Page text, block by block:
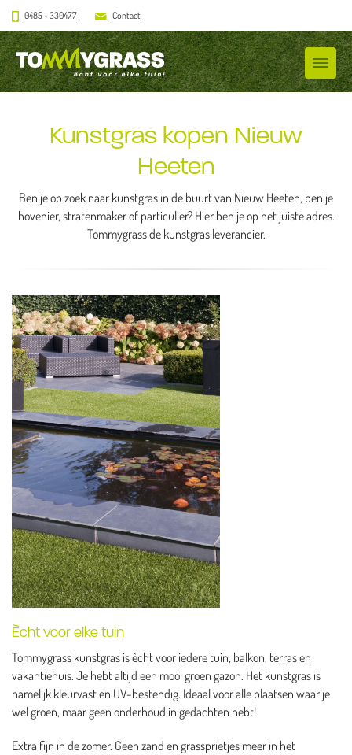
0485 - 330477 Contact
Kunstgras kopen Nieuw
Heeten
Ben je op zoek naar kunstgras in de buurt van Nieuw Heeten, ben je
hovenier, stratenmaker of particulier? Hier ben je op het juiste adres.
Tommygrass de kunstgras leverancier.
Ècht voor elke tuin
Tommygrass kunstgras is ècht voor iedere tuin, balkon, terras en
vakantiehuis. Je hebt altijd een mooi groen gazon. Het kunstgras is
namelijk kleurvast en UV-bestendig. Ideaal voor alle plaatsen waar je
wel groen, maar geen onderhoud in gedachten hebt!
Extra fijn in de zomer. Geen zand en grassprietjes meer in het